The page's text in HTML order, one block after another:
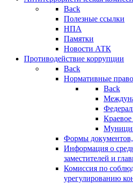
Back
Полезные ссылки
НПА
Памятки
Новости АТК
Противодействие коррупции
Back
Нормативные
Back
Краевое
Формы документов,
Информация о
заместителей и
Комиссия по
урегулированию